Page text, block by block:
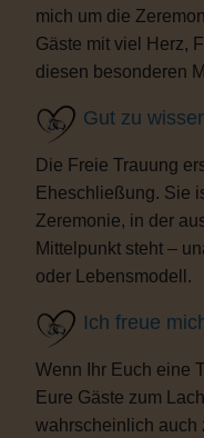
mich um die
Gäste mit viel Herz,
diesen besonderen
Gut zu
Die Freie Trauung
Eheschließung. Sie
Zeremonie, in der
Mittelpunkt steht –
oder Lebensmodell.
Ich freue
Wenn Ihr Euch eine
Eure Gäste zum
wahrscheinlich auch